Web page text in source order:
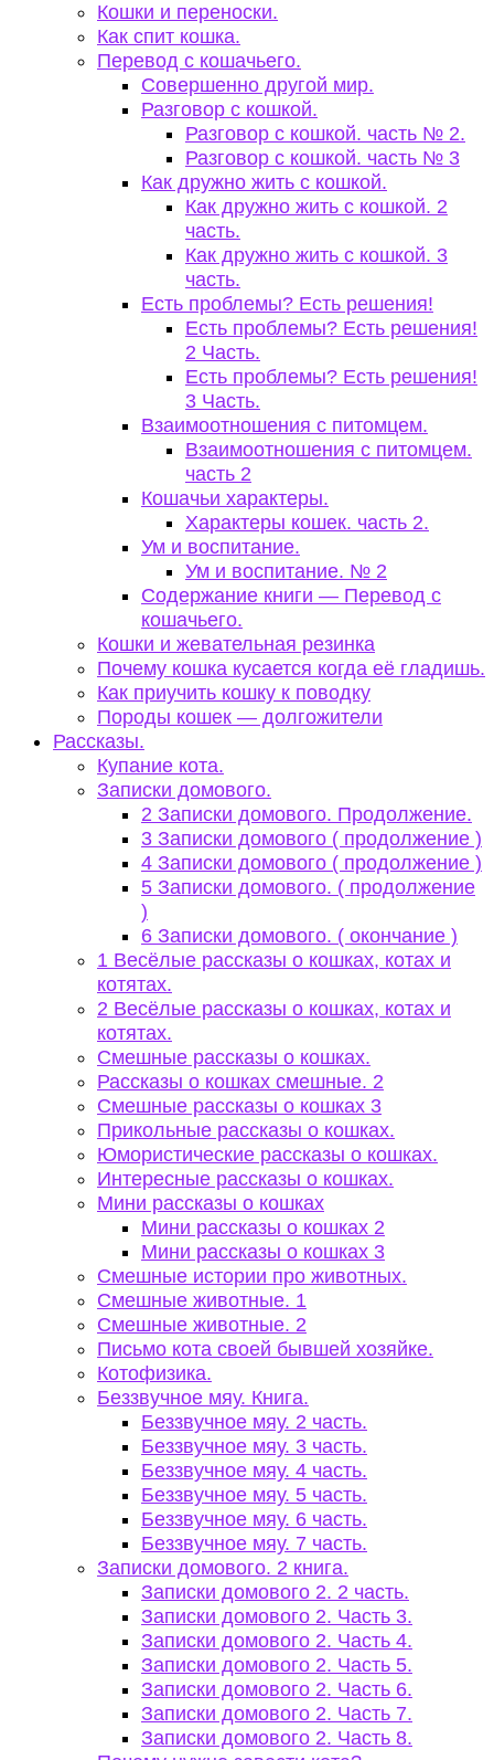
Кошки и переноски.
Как спит кошка.
Перевод с кошачьего.
Совершенно другой мир.
Разговор с кошкой.
Разговор с кошкой. часть № 2.
Разговор с кошкой. часть № 3
Как дружно жить с кошкой.
Как дружно жить с кошкой. 2
часть.
Как дружно жить с кошкой. 3
часть.
Есть проблемы? Есть решения!
Есть проблемы? Есть решения!
2 Часть.
Есть проблемы? Есть решения!
3 Часть.
Взаимоотношения с питомцем.
Взаимоотношения с питомцем.
часть 2
Кошачьи характеры.
Характеры кошек. часть 2.
Ум и воспитание.
Ум и воспитание. № 2
Содержание книги — Перевод с
кошачьего.
Кошки и жевательная резинка
Почему кошка кусается когда её гладишь.
Как приучить кошку к поводку
Породы кошек — долгожители
Рассказы.
Купание кота.
Записки домового.
2 Записки домового. Продолжение.
3 Записки домового ( продолжение )
4 Записки домового ( продолжение )
5 Записки домового. ( продолжение
)
6 Записки домового. ( окончание )
1 Весёлые рассказы о кошках, котах и
котятах.
2 Весёлые рассказы о кошках, котах и
котятах.
Смешные рассказы о кошках.
Рассказы о кошках смешные. 2
Смешные рассказы о кошках 3
Прикольные рассказы о кошках.
Юмористические рассказы о кошках.
Интересные рассказы о кошках.
Мини рассказы о кошках
Мини рассказы о кошках 2
Мини рассказы о кошках 3
Смешные истории про животных.
Смешные животные. 1
Смешные животные. 2
Письмо кота своей бывшей хозяйке.
Котофизика.
Беззвучное мяу. Книга.
Беззвучное мяу. 2 часть.
Беззвучное мяу. 3 часть.
Беззвучное мяу. 4 часть.
Беззвучное мяу. 5 часть.
Беззвучное мяу. 6 часть.
Беззвучное мяу. 7 часть.
Записки домового. 2 книга.
Записки домового 2. 2 часть.
Записки домового 2. Часть 3.
Записки домового 2. Часть 4.
Записки домового 2. Часть 5.
Записки домового 2. Часть 6.
Записки домового 2. Часть 7.
Записки домового 2. Часть 8.